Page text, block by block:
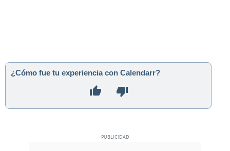
¿Cómo fue tu experiencia con Calendarr?